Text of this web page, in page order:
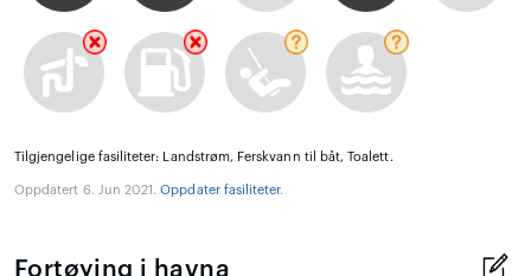
Tilgjengelige fasiliteter: Landstrøm, Ferskvann til båt, Toalett.
Oppdatert 6. Jun 2021.Oppdater fasiliteter.
Fortøying i havna